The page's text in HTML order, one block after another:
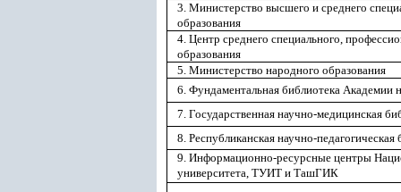
3. Министерство высшего и среднего
образования
4. Центр среднего специального,
образования
5. Министерство народного образования
6. Фундаментальная библиотека Академии
7. Государственная научно-медицинская
8. Республиканская научно-педагогическая
9. Информационно-ресурсные центры
университета, ТУИТ и ТашГИК